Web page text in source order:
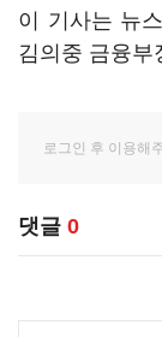
이 기사는 뉴
김의중 금융부
댓글 0